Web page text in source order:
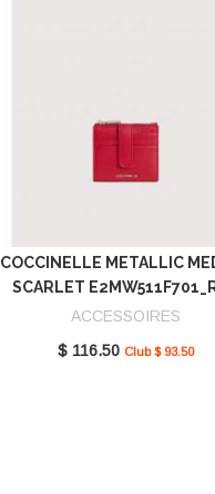
COCCINELLE METALLIC
SCARLET
ACCESSOIRES
$ 116.50 Club $ 93.50